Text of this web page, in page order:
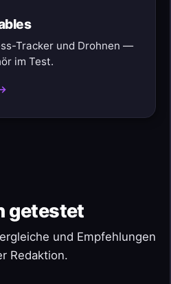
Tracker und Drohnen —
im Test.
getestet
und Empfehlungen
Redaktion.